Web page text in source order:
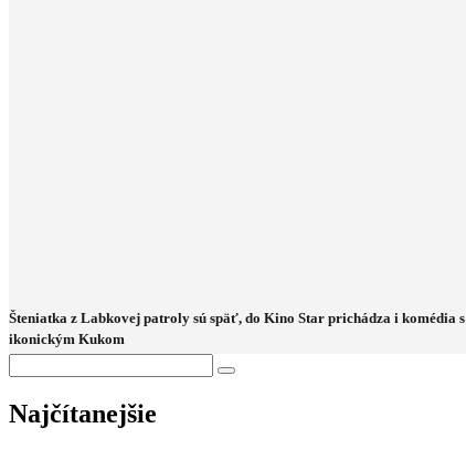
Šteniatka z Labkovej patroly sú späť, do Kino Star prichádza i komédia s
ikonickým Kukom
Najčítanejšie